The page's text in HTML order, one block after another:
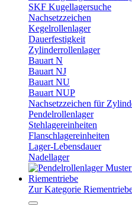
SKF Kugellagersuche
Nachsetzzeichen
Kegelrollenlager
Dauerfestigkeit
Zylinderrollenlager
Bauart N
Bauart NJ
Bauart NU
Bauart NUP
Nachsetzzeichen für
Pendelrollenlager
Stehlagereinheiten
Flanschlagereinheiten
Lager-Lebensdauer
Nadellager
Riementriebe
Zur Kategorie